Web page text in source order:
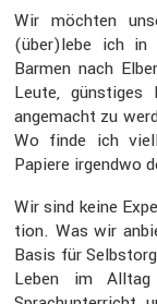
Wir möchten
(über)lebe ich
Barmen nach
Leute, günstiges
angemacht zu
Wo finde ich
Papiere irgendwo
Wir sind keine
tion. Was wir
Basis für
Leben im Alltag